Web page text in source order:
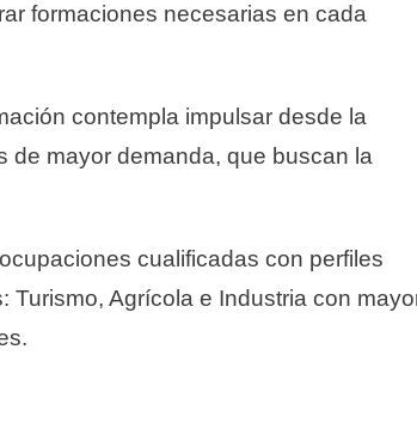
formaciones necesarias en cada
contempla impulsar desde la
de mayor demanda, que buscan la
cualificadas con perfiles
Turismo, Agrícola e Industria con